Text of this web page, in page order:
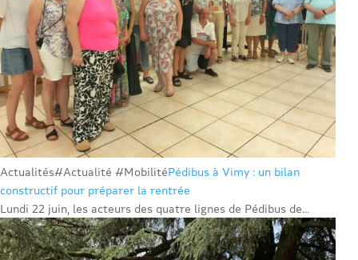
Actualités#Actualité #MobilitéPédibus à Vimy : un bilan
constructif pour préparer la rentrée
Lundi 22 juin, les acteurs des quatre lignes de Pédibus de...